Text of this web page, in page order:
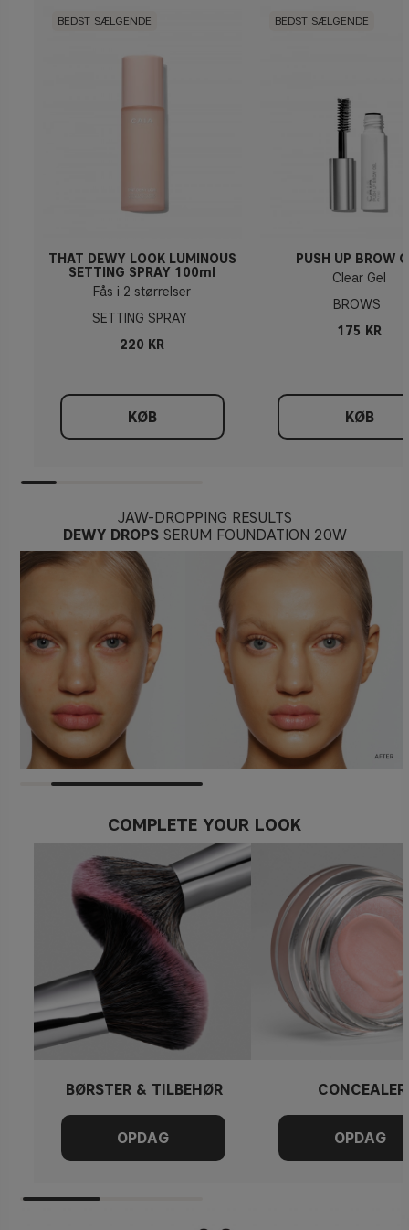
BEDST SÆLGENDE
THAT DEWY LOOK LUMINOUS
SETTING SPRAY 100ml
Fås i 2 størrelser
SETTING SPRAY
220 KR
KØB
BEDST SÆLGENDE
PUSH UP BROW
Clear Gel
BROWS
175 KR
KØB
JAW-DROPPING RESULTS
DEWY DROPS SERUM FOUNDATION 20W
COMPLETE YOUR LOOK
BØRSTER & TILBEHØR CONCEALER